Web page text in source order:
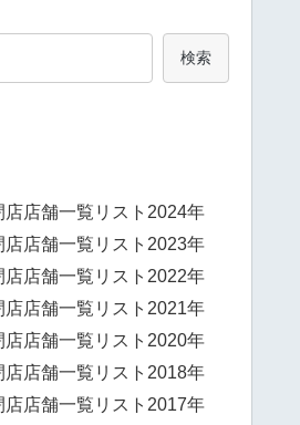
検索
店店舗一覧リスト2024年
店店舗一覧リスト2023年
店店舗一覧リスト2022年
店店舗一覧リスト2021年
店店舗一覧リスト2020年
店店舗一覧リスト2018年
店店舗一覧リスト2017年